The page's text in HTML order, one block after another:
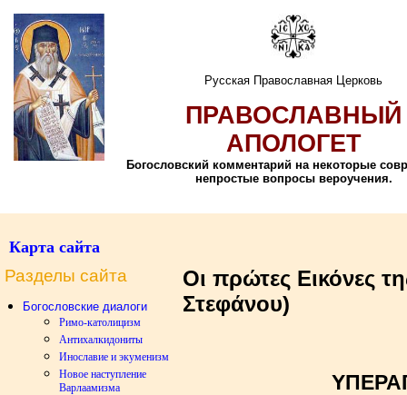
Русская Православная Церковь
ПРАВОСЛАВНЫЙ
АПОЛОГЕТ
Богословский комментарий на некоторые
непростые вопросы вероучения.
Карта сайта
Разделы сайта
Богословские диалоги
Римо-католицизм
Антихалкидониты
Инославие и экуменизм
Новое наступление
Варлаамизма
Οι πρώτες Εικόνες
Στεφάνου)